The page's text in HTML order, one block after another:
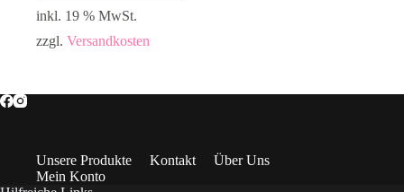
inkl. 19 % MwSt.
zzgl. Versandkosten
Unsere Produkte Kontakt
Über Uns
Mein Konto